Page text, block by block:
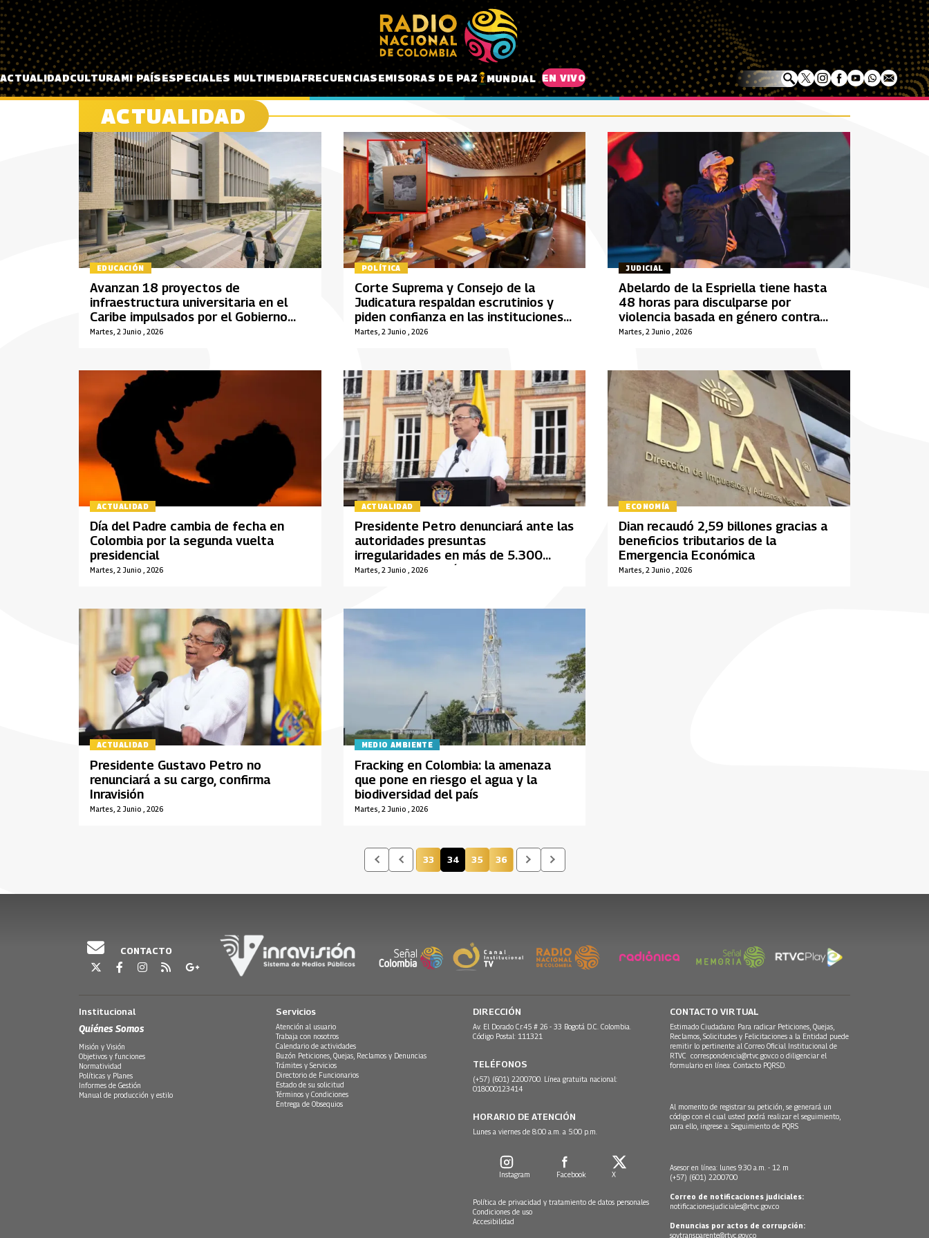
Pasar al contenido principal
ACTUALIDADCULTURAMI PAÍSESPECIALES MULTIMEDIAFRECUENCIASEMISORAS DE PAZ MUNDIAL EN VIVO
ACTUALIDAD
EDUCACIÓN
Martes, 2 Junio , 2026
Avanzan 18 proyectos de
infraestructura universitaria en el
Caribe impulsados por el Gobierno
nacional
POLÍTICA
Martes, 2 Junio , 2026
Corte Suprema y Consejo de la
Judicatura respaldan escrutinios y
piden confianza en las instituciones
electorales
JUDICIAL
Martes, 2 Junio , 2026
Abelardo de la Espriella tiene hasta
48 horas para disculparse por
violencia basada en género contra
periodista
ACTUALIDAD
Martes, 2 Junio , 2026
Día del Padre cambia de fecha en
Colombia por la segunda vuelta
presidencial
ACTUALIDAD
Martes, 2 Junio , 2026
Presidente Petro denunciará ante las
autoridades presuntas
irregularidades en más de 5.300
mesas de votación
ECONOMÍA
Martes, 2 Junio , 2026
Dian recaudó 2,59 billones gracias a
beneficios tributarios de la
Emergencia Económica
ACTUALIDAD
Martes, 2 Junio , 2026
Presidente Gustavo Petro no
renunciará a su cargo, confirma
Inravisión
MEDIO AMBIENTE
Martes, 2 Junio , 2026
Fracking en Colombia: la amenaza
que pone en riesgo el agua y la
biodiversidad del país
Página
33 Página actual
34 Página
35 Página
36
CONTACTO
Institucional
Quiénes Somos
Misión y Visión
Objetivos y funciones
Normatividad
Políticas y Planes
Informes de Gestión
Manual de producción y estilo
Servicios
Atención al usuario
Trabaja con nosotros
Calendario de actividades
Buzón Peticiones, Quejas, Reclamos y Denuncias
Trámites y Servicios
Directorio de Funcionarios
Estado de su solicitud
Términos y Condiciones
Entrega de Obsequios
DIRECCIÓN
Av. El Dorado Cr.45 # 26 - 33 Bogotá D.C. Colombia.
Código Postal: 111321
TELÉFONOS
(+57) (601) 2200700. Línea gratuita nacional:
018000123414
HORARIO DE ATENCIÓN
Lunes a viernes de 8:00 a.m. a 5:00 p.m.
Instagram Facebook X
Política de privacidad y tratamiento de datos personales
Condiciones de uso
Accesibilidad
CONTACTO VIRTUAL
Estimado Ciudadano: Para radicar Peticiones, Quejas,
Reclamos, Solicitudes y Felicitaciones a la Entidad puede
remitir lo pertinente al Correo Oficial Institucional de
RTVC correspondencia@rtvc.gov.co o diligenciar el
formulario en línea: Contacto PQRSD.
Al momento de registrar su petición, se generará un
código con el cual usted podrá realizar el seguimiento,
para ello, ingrese a: Seguimiento de PQRS
Asesor en línea: lunes 9:30 a.m. - 12 m
(+57) (601) 2200700
Correo de notificaciones judiciales:
notificacionesjudiciales@rtvc.gov.co
Denuncias por actos de corrupción:
soytransparente@rtvc.gov.co